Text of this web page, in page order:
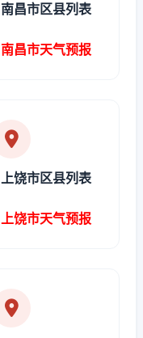
南昌市区县列表
南昌市天气预报
上饶市区县列表
上饶市天气预报